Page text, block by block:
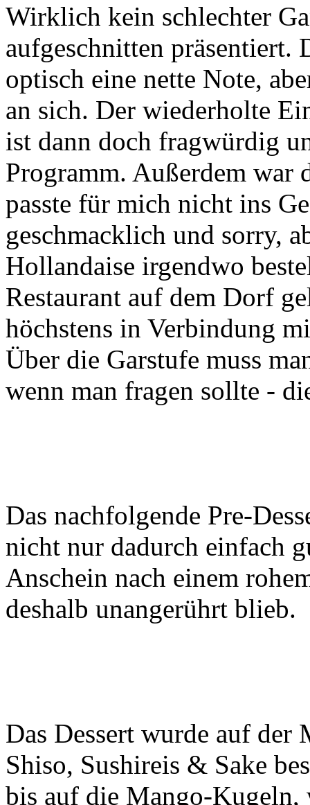
Wirklich kein schlechter
aufgeschnitten
optisch eine nette Note,
an sich. Der wiederholte
ist dann doch fragwürdig
Programm. Außerdem war
passte für mich nicht ins
geschmacklich und sorry,
Hollandaise irgendwo
Restaurant auf dem Dorf
höchstens in Verbindung
Über die Garstufe muss
wenn man fragen sollte -
Das nachfolgende Pre-
nicht nur dadurch einfach
Anschein nach einem
deshalb unangerührt blieb.
Das Dessert wurde auf
Shiso, Sushireis & Sake
bis auf die Mango-Kugeln,